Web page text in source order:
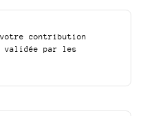
contribution
validée par les